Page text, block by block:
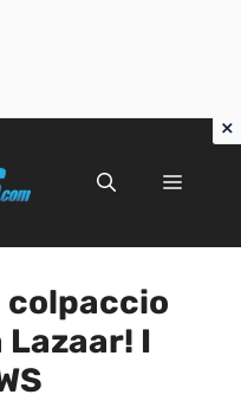
Menu
Lazaar! I